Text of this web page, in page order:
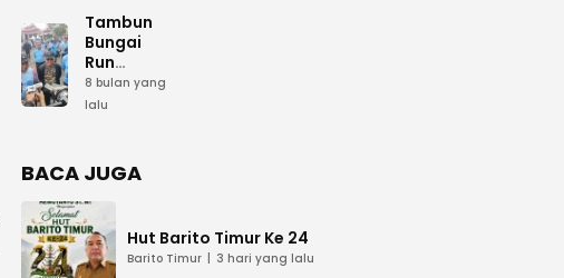
Umum
Sambut 5
Rajab di
Sekumpul
Tambun
Bungai
Run
Meriahkan
Hari Bela
Juang TNI
AD di
Palangka
Raya
8 bulan yang
lalu
BACA JUGA
Hut Barito Timur Ke 24
Barito Timur 3 hari yang lalu